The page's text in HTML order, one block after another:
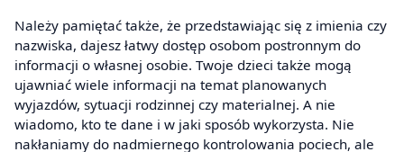
Należy pamiętać także, że przedstawiając się z imienia czy
nazwiska, dajesz łatwy dostęp osobom postronnym do
informacji o własnej osobie. Twoje dzieci także mogą
ujawniać wiele informacji na temat planowanych
wyjazdów, sytuacji rodzinnej czy materialnej. A nie
wiadomo, kto te dane i w jaki sposób wykorzysta. Nie
nakłaniamy do nadmiernego kontrolowania pociech, ale